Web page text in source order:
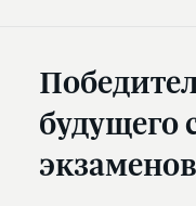
будущего
экзаменов